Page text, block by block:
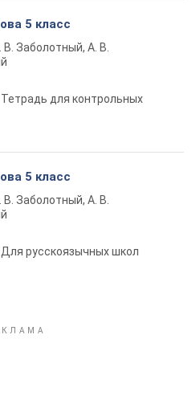
5 класс
В. Заболотный, А. В.
Тетрадь для контрольных
5 класс
В. Заболотный, А. В.
Для русскоязычных школ